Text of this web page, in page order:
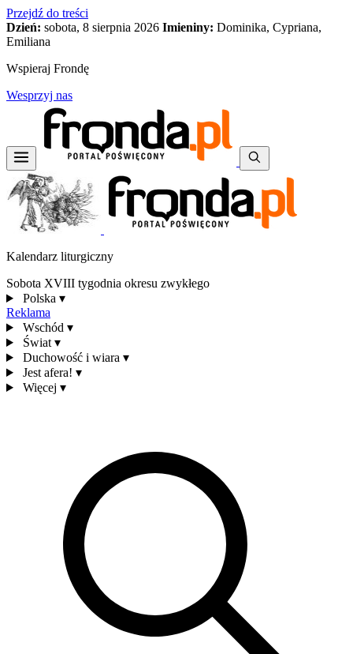
Przejdź do treści
Dzień: sobota, 8 sierpnia 2026 Imieniny: Dominika, Cypriana,
Emiliana
Wspieraj Frondę
Wesprzyj nas
Kalendarz liturgiczny
Sobota XVIII tygodnia okresu zwykłego
Polska ▾
Reklama
Wschód ▾
Świat ▾
Duchowość i wiara ▾
Jest afera! ▾
Więcej ▾